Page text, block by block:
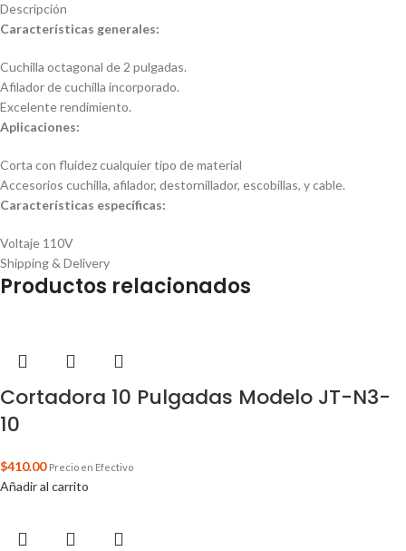
Descripción
Características generales:
Cuchilla octagonal de 2 pulgadas.
Afilador de cuchilla incorporado.
Excelente rendimiento.
Aplicaciones:
Corta con fluidez cualquier tipo de material
Accesorios cuchilla, afilador, destornillador, escobillas, y cable.
Características específicas:
Voltaje 110V
Shipping & Delivery
Productos relacionados
Cortadora 10 Pulgadas Modelo JT-N3-
10
$410.00 Precio en Efectivo
Añadir al carrito